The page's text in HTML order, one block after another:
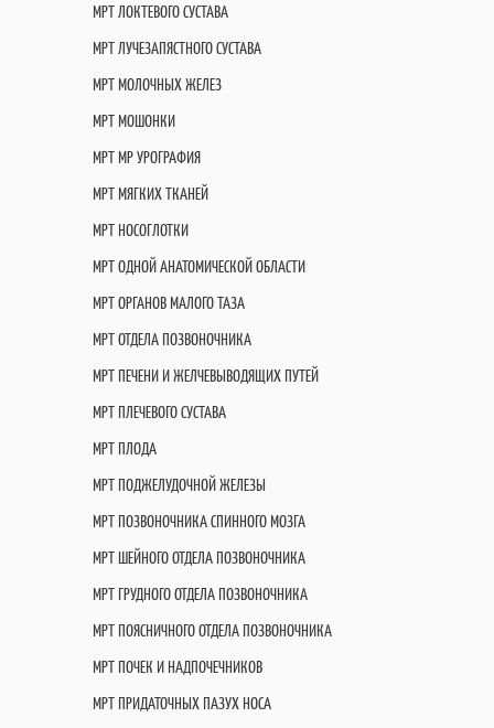
МРТ ЛОКТЕВОГО СУСТАВА
МРТ ЛУЧЕЗАПЯСТНОГО СУСТАВА
МРТ МОЛОЧНЫХ ЖЕЛЕЗ
МРТ МОШОНКИ
МРТ МР УРОГРАФИЯ
МРТ МЯГКИХ ТКАНЕЙ
МРТ НОСОГЛОТКИ
МРТ ОДНОЙ АНАТОМИЧЕСКОЙ ОБЛАСТИ
МРТ ОРГАНОВ МАЛОГО ТАЗА
МРТ ОТДЕЛА ПОЗВОНОЧНИКА
МРТ ПЕЧЕНИ И ЖЕЛЧЕВЫВОДЯЩИХ ПУТЕЙ
МРТ ПЛЕЧЕВОГО СУСТАВА
МРТ ПЛОДА
МРТ ПОДЖЕЛУДОЧНОЙ ЖЕЛЕЗЫ
МРТ ПОЗВОНОЧНИКА СПИННОГО МОЗГА
МРТ ШЕЙНОГО ОТДЕЛА ПОЗВОНОЧНИКА
МРТ ГРУДНОГО ОТДЕЛА ПОЗВОНОЧНИКА
МРТ ПОЯСНИЧНОГО ОТДЕЛА ПОЗВОНОЧНИКА
МРТ ПОЧЕК И НАДПОЧЕЧНИКОВ
МРТ ПРИДАТОЧНЫХ ПАЗУХ НОСА